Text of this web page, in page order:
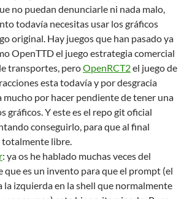
no puedan denunciarle ni nada malo,
todavía necesitas usar los gráficos
original. Hay juegos que han pasado ya
OpenTTD el juego estrategia comercial
transportes, peroOpenRCT2el juego de
esta todavía y por desgracia
mucho por hacer pendiente de tener una
gráficos. Y este es el repo git oficial
conseguirlo, para que al final
totalmente libre.
: ya os he hablado muchas veces del
que es un invento para que el prompt (el
la izquierda en la shell que normalmente